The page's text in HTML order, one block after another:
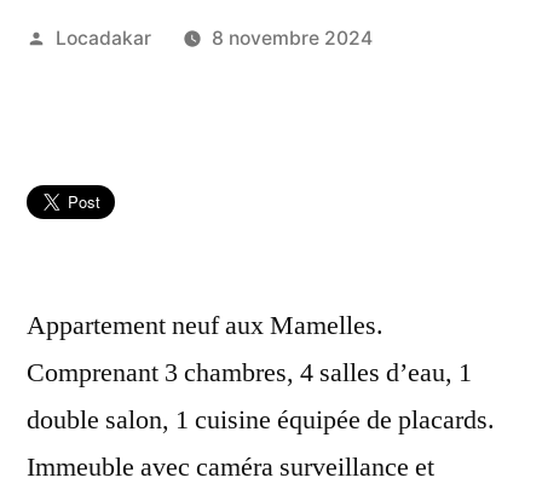
Publié
Locadakar 8 novembre 2024
Appartement neuf aux Mamelles.
Comprenant 3 chambres, 4 salles d’eau, 1
double salon, 1 cuisine équipée de placards.
Immeuble avec caméra surveillance et